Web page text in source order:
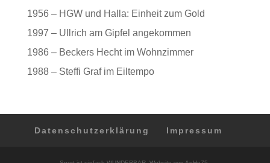
1956 – HGW und Halla: Einheit zum Gold
1997 – Ullrich am Gipfel angekommen
1986 – Beckers Hecht im Wohnzimmer
1988 – Steffi Graf im Eiltempo
Datenschutzerklärung Impressum